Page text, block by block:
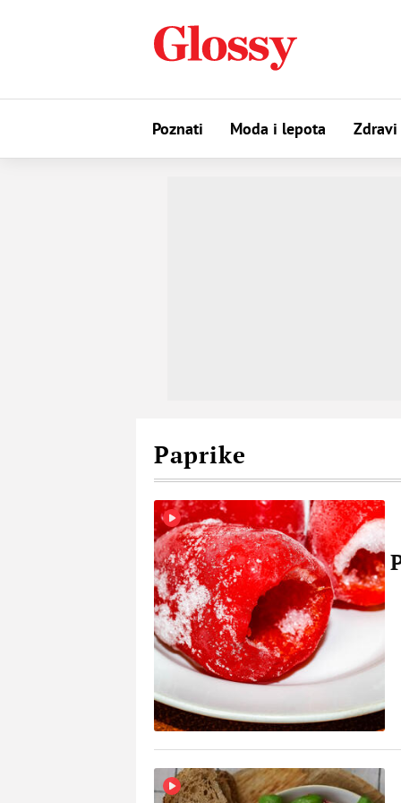
Poznati Moda i lepota
Paprike